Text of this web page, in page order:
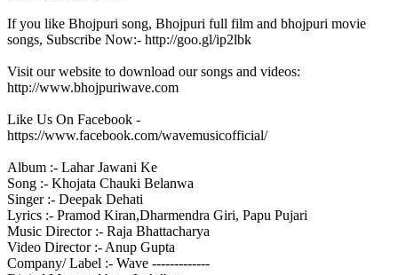
If you like Bhojpuri song, Bhojpuri full film and bhojpuri movie
songs, Subscribe Now:- http://goo.gl/ip2lbk
Visit our website to download our songs and videos:
http://www.bhojpuriwave.com
Like Us On Facebook -
https://www.facebook.com/wavemusicofficial/
Album :- Lahar Jawani Ke
Song :- Khojata Chauki Belanwa
Singer :- Deepak Dehati
Lyrics :- Pramod Kiran,Dharmendra Giri, Papu Pujari
Music Director :- Raja Bhattacharya
Video Director :- Anup Gupta
Company/ Label :- Wave -------------